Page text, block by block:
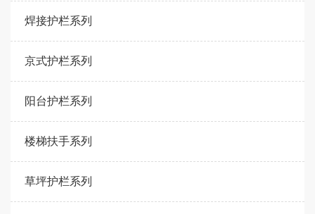
焊接护栏系列
京式护栏系列
阳台护栏系列
楼梯扶手系列
草坪护栏系列